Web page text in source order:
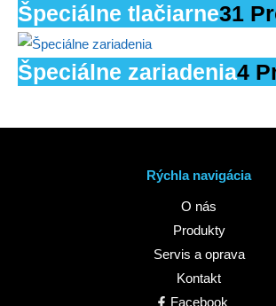
Špeciálne tlačiarne31
Špeciálne zariadenia4
Rýchla navigácia
O nás
Produkty
Servis a oprava
Kontakt
Facebook